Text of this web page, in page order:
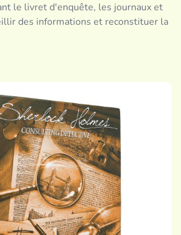
le livret d'enquête, les journaux et
des informations et reconstituer la